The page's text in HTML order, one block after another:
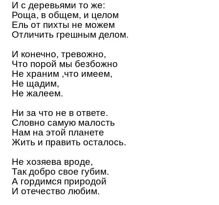
И с деревьями то же:
Роща, в общем, и целом
Ель от пихты не можем
Отличить грешным делом.
И конечно, тревожно,
Что порой мы безбожно
Не храним ,что имеем,
Не щадим,
Не жалеем.
Ни за что не в ответе.
Словно самую малость
Нам на этой планете
Жить и править осталось.
Не хозяева вроде,
Так добро свое губим.
А гордимся природой
И отечество любим.